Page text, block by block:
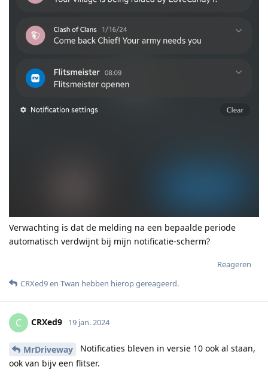
Verwachting is dat de melding na een bepaalde periode
automatisch verdwijnt bij mijn notificatie-scherm?
Reageren
CRXed9en Twan hebben hierop gereageerd.
C CRXed9 19 jan. 2024
MrDriveway
Notificaties bleven in versie 10 ook al staan,
ook van bijv een flitser.